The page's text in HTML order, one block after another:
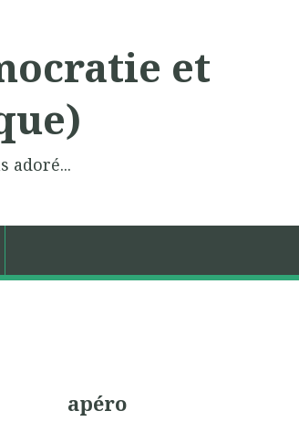
et
adoré...
apéro